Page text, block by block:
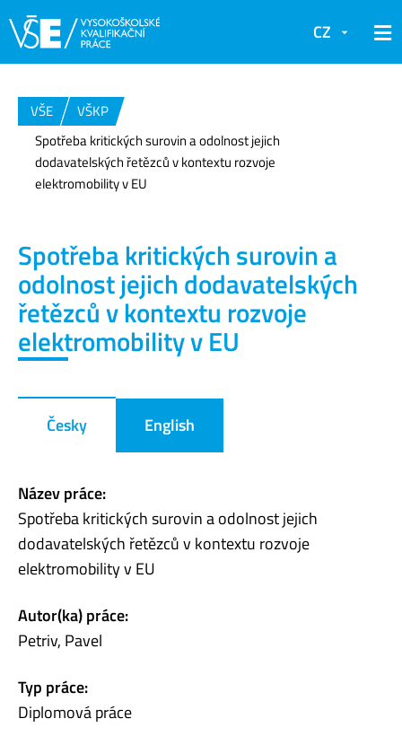
CZ
VŠE
VŠKP
Spotřeba kritických surovin a odolnost jejich
dodavatelských řetězců v kontextu rozvoje
elektromobility v EU
Spotřeba kritických surovin a
odolnost jejich dodavatelských
řetězců v kontextu rozvoje
elektromobility v EU
Česky English
Název práce:
Spotřeba kritických surovin a odolnost jejich
dodavatelských řetězců v kontextu rozvoje
elektromobility v EU
Autor(ka) práce:
Petriv, Pavel
Typ práce:
Diplomová práce